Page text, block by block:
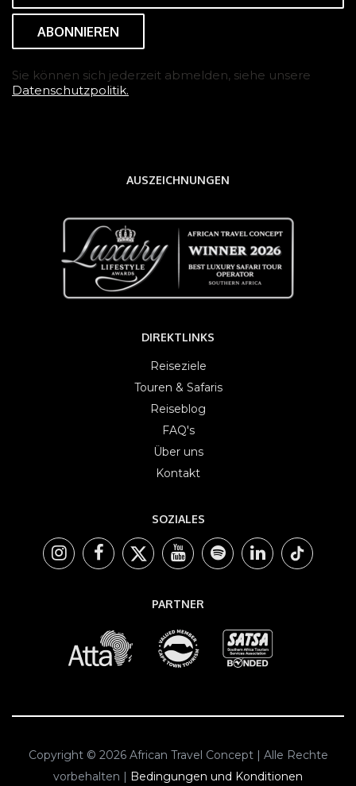
Mail
(erforderlich)
Sie können sich jederzeit abmelden, siehe unsere
Datenschutzpolitik.
AUSZEICHNUNGEN
DIREKTLINKS
Reiseziele
Touren & Safaris
Reiseblog
FAQ's
Über uns
Kontakt
SOZIALES
PARTNER
Copyright © 2026 African Travel Concept | Alle Rechte
vorbehalten | Bedingungen und Konditionen